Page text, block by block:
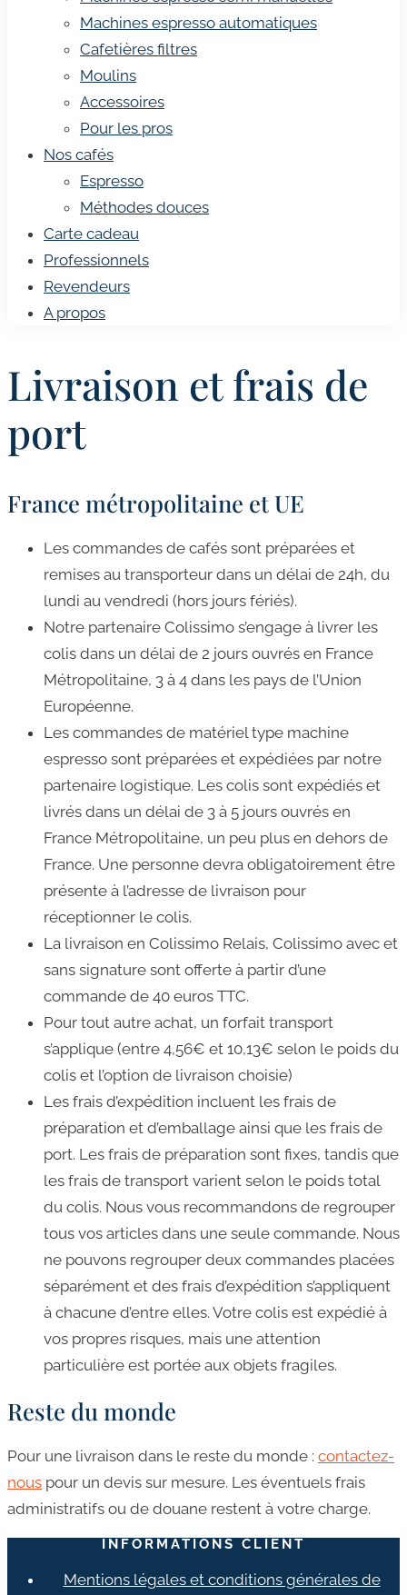
Machines espresso automatiques
Cafetières filtres
Moulins
Accessoires
Pour les pros
Nos cafés
Espresso
Méthodes douces
Carte cadeau
Professionnels
Revendeurs
A propos
Livraison et frais de
port
France métropolitaine et UE
Les commandes de cafés sont préparées et
remises au transporteur dans un délai de 24h, du
lundi au vendredi (hors jours fériés).
Notre partenaire Colissimo s’engage à livrer les
colis dans un délai de 2 jours ouvrés en France
Métropolitaine, 3 à 4 dans les pays de l’Union
Européenne.
Les commandes de matériel type machine
espresso sont préparées et expédiées par notre
partenaire logistique. Les colis sont expédiés et
livrés dans un délai de 3 à 5 jours ouvrés en
France Métropolitaine, un peu plus en dehors de
France. Une personne devra obligatoirement être
présente à l’adresse de livraison pour
réceptionner le colis.
La livraison en Colissimo Relais, Colissimo avec et
sans signature sont offerte à partir d’une
commande de 40 euros TTC.
Pour tout autre achat, un forfait transport
s’applique (entre 4,56€ et 10,13€ selon le poids du
colis et l’option de livraison choisie)
Les frais d’expédition incluent les frais de
préparation et d’emballage ainsi que les frais de
port. Les frais de préparation sont fixes, tandis que
les frais de transport varient selon le poids total
du colis. Nous vous recommandons de regrouper
tous vos articles dans une seule commande. Nous
ne pouvons regrouper deux commandes placées
séparément et des frais d’expédition s’appliquent
à chacune d’entre elles. Votre colis est expédié à
vos propres risques, mais une attention
particulière est portée aux objets fragiles.
Reste du monde
Pour une livraison dans le reste du monde : contactez-
nous pour un devis sur mesure. Les éventuels frais
administratifs ou de douane restent à votre charge.
INFORMATIONS CLIENT
Mentions légales et conditions générales de